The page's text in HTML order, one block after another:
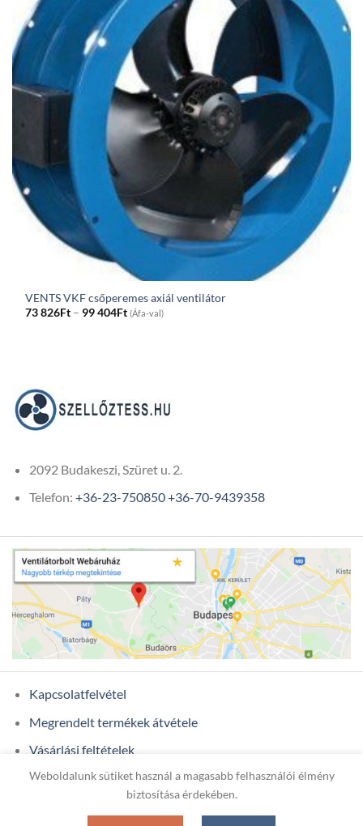
VENTS VKF csőperemes axiál ventilátor
73 826Ft – 99 404FtPrice
range:
(Áfa-val)
2092 Budakeszi, Szüret u. 2.
Telefon: +36-23-750850+36-70-9439358
Kapcsolatfelvétel
Megrendelt termékek átvétele
Vásárlási feltételek
Ügyfél adatok
Weboldalunk sütiket használ a magasabb felhasználói élmény
biztosítása érdekében.